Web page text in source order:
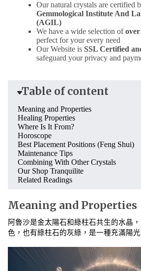
Our natural crystals are certified
Gemmological Institute And
(AGIL)
We have a wide selection of
perfect for your every need
Our Website is SSL Certified
safeguard your privacy and
Table of content
Meaning and Properties
Healing Properties
Where Is It From?
Horoscope
Best Placement Positions (Feng Shui)
Maintenance Tips
Combining With Other Crystals
Our Shop Tranquilite
Related Readings
Meaning and Properties
阿魯沙是金太陽石和綠柱石共生的水晶
色，也有綠柱石的灰綠，是一種充滿陽